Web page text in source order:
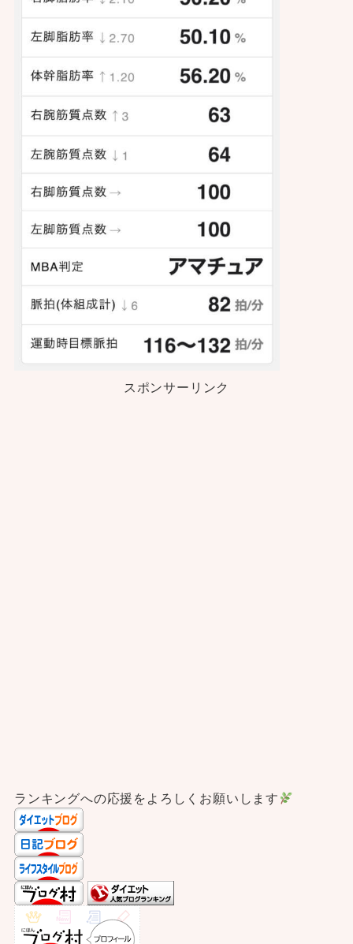
スポンサーリンク
ランキングへの応援をよろしくお願いします